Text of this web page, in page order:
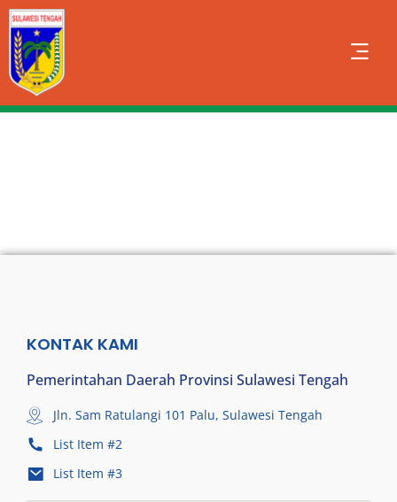
KONTAK KAMI
Pemerintahan Daerah Provinsi Sulawesi Tengah
Jln. Sam Ratulangi 101 Palu, Sulawesi Tengah
List Item #2
List Item #3